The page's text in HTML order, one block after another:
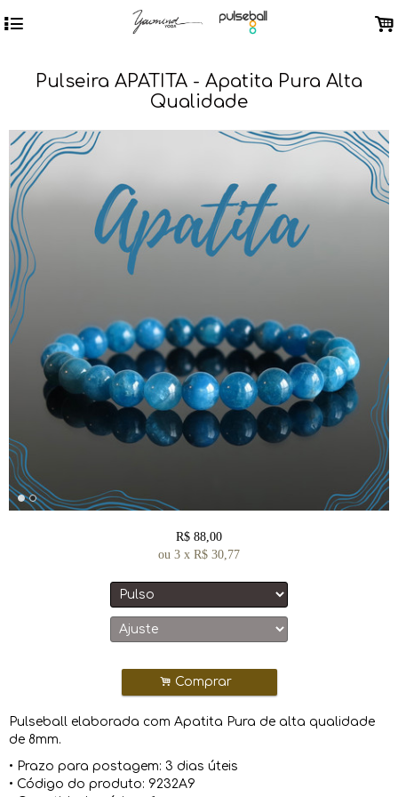
4 .
Pulseira APATITA - Apatita Pura Alta
Qualidade
R$ 88,00
ou 3 x R$ 30,77
. Comprar
Pulseball elaborada com Apatita Pura de alta qualidade
de 8mm.
• Prazo para postagem: 3 dias úteis
• Código do produto: 9232A9